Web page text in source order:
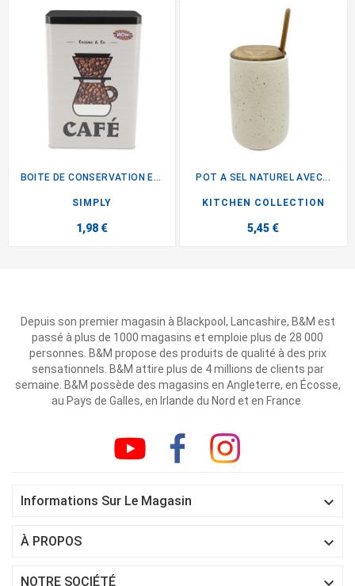
BOITE DE CONSERVATION EN METAL
SIMPLY
1,98 €
POT A SEL NATUREL AVEC...
KITCHEN COLLECTION
5,45 €
Depuis son premier magasin à Blackpool, Lancashire, B&M est
passé à plus de 1000 magasins et emploie plus de 28 000
personnes. B&M propose des produits de qualité à des prix
sensationnels. B&M attire plus de 4 millions de clients par
semaine. B&M possède des magasins en Angleterre, en Écosse,
au Pays de Galles, en Irlande du Nord et en France.
Informations Sur Le Magasin 
À PROPOS 
NOTRE SOCIÉTÉ